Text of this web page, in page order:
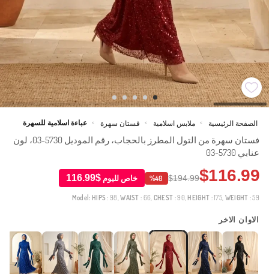
الصفحة الرئيسية > ملابس اسلامية > فستان سهرة > عباءة اسلامية للسهرة
فستان سهرة من التول المطرز بالحجاب، رقم الموديل 5730-03، لون
عنابي 5730-03
$116.99
$194.99
%40 خاص لليوم$116.99
Model: HIPS: 98,WAIST : 66, CHEST : 90, HEIGHT : 175, WEIGHT : 59
الاوان الاخر